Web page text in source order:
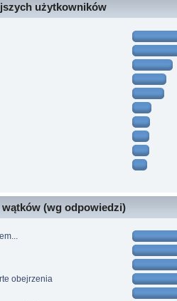
użytkowników
wątków (wg odpowiedzi)
obejrzenia